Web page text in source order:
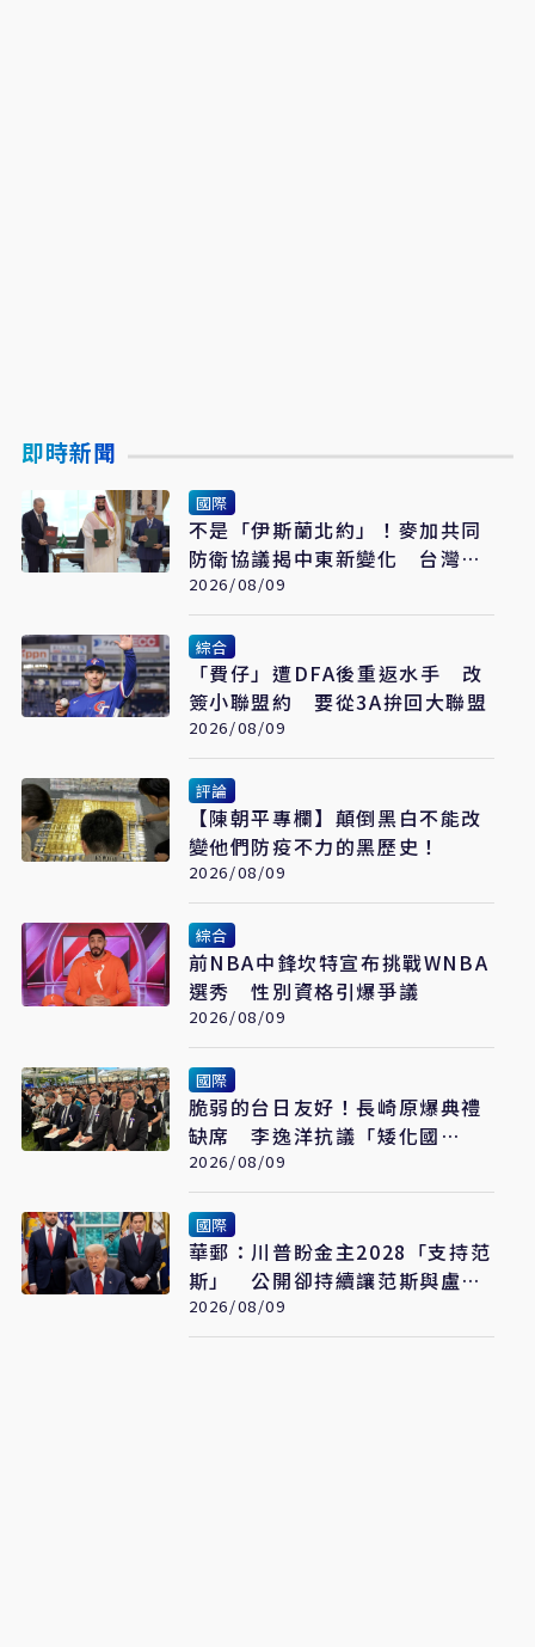
即時新聞
國際
不是「伊斯蘭北約」！麥加共同
防衛協議揭中東新變化 台灣該
看懂「多層次安全」
2026/08/09
綜合
「費仔」遭DFA後重返水手 改
簽小聯盟約 要從3A拚回大聯盟
2026/08/09
評論
【陳朝平專欄】顛倒黑白不能改
變他們防疫不力的黑歷史！
2026/08/09
綜合
前NBA中鋒坎特宣布挑戰WNBA
選秀 性別資格引爆爭議
2026/08/09
國際
脆弱的台日友好！長崎原爆典禮
缺席 李逸洋抗議「矮化國
格」：日媒揭長崎特殊安排
2026/08/09
國際
華郵：川普盼金主2028「支持范
斯」 公開卻持續讓范斯與盧比
奧較勁接班
2026/08/09